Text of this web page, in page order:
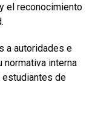
el reconocimiento
a autoridades e
normativa interna
estudiantes de